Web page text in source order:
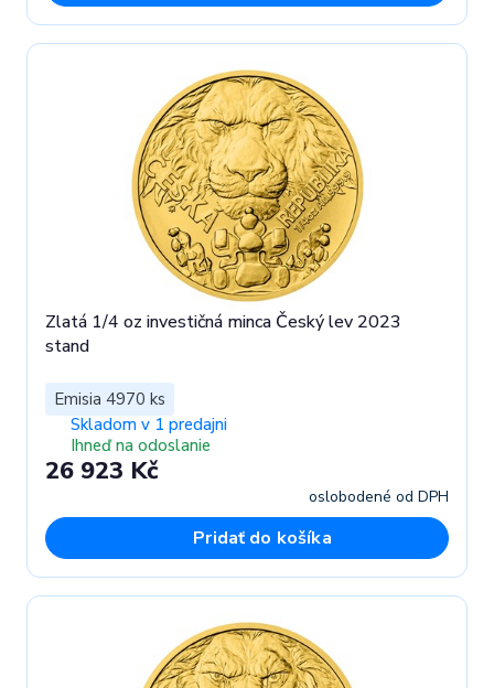
Zlatá 1/4 oz investičná minca Český lev 2023
stand
Emisia 4970 ks
Skladom v 1 predajni
Ihneď na odoslanie
26 923 Kč
oslobodené od DPH
Pridať do košíka